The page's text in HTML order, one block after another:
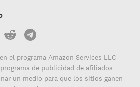
el programa Amazon Services LLC
de publicidad de afiliados
un medio para que los sitios ganen